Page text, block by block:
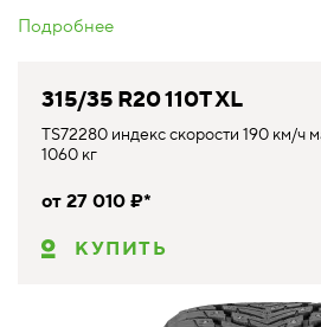
Подробнее
315/35 R20 110T XL
TS72280 индекс скорости 190 км/ч
1060 кг
от 27 010 ₽*
КУПИТЬ